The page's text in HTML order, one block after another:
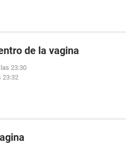
de la vagina
23:30
23:32